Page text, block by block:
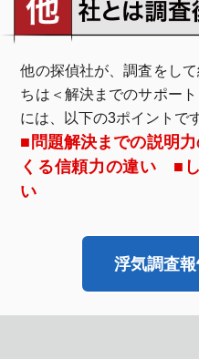
他の探偵社が、調査をし
ちは＜解決までのサポー
には、以下の3ポイントで
■問題解決までの説明
くる信頼力の違い ■
い
浮気調査